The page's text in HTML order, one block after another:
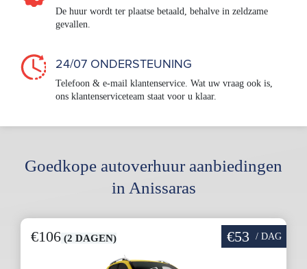
De huur wordt ter plaatse betaald, behalve in zeldzame
gevallen.
24/07 ONDERSTEUNING
Telefoon & e-mail klantenservice. Wat uw vraag ook is,
ons klantenserviceteam staat voor u klaar.
Goedkope autoverhuur aanbiedingen
in Anissaras
€106 (2 DAGEN) €53 / DAG